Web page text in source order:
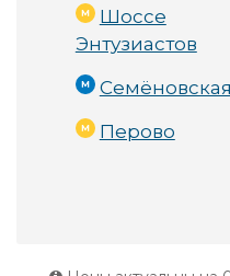
Шоссе
Энтузиастов
Семёновская
Перово